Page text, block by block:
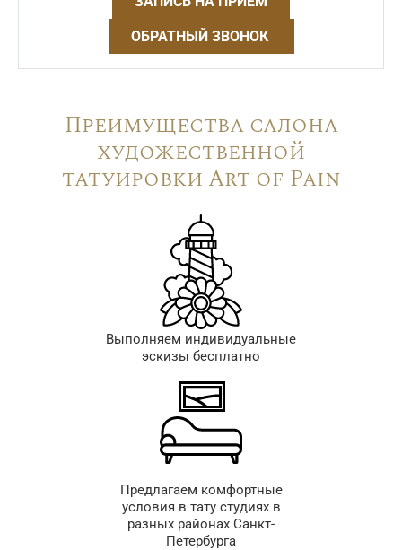
ОБРАТНЫЙ ЗВОНОК
Преимущества салона
художественной
татуировки Art of Pain
Выполняем индивидуальные
эскизы бесплатно
Предлагаем комфортные
условия в тату студиях в
разных районах Санкт-
Петербурга